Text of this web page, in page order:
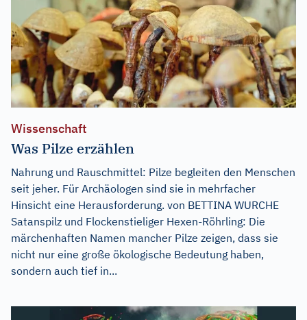
Wissenschaft
Was Pilze erzählen
Nahrung und Rauschmittel: Pilze begleiten den Menschen
seit jeher. Für Archäologen sind sie in mehrfacher
Hinsicht eine Herausforderung. von BETTINA WURCHE
Satanspilz und Flockenstieliger Hexen-Röhrling: Die
märchenhaften Namen mancher Pilze zeigen, dass sie
nicht nur eine große ökologische Bedeutung haben,
sondern auch tief in...